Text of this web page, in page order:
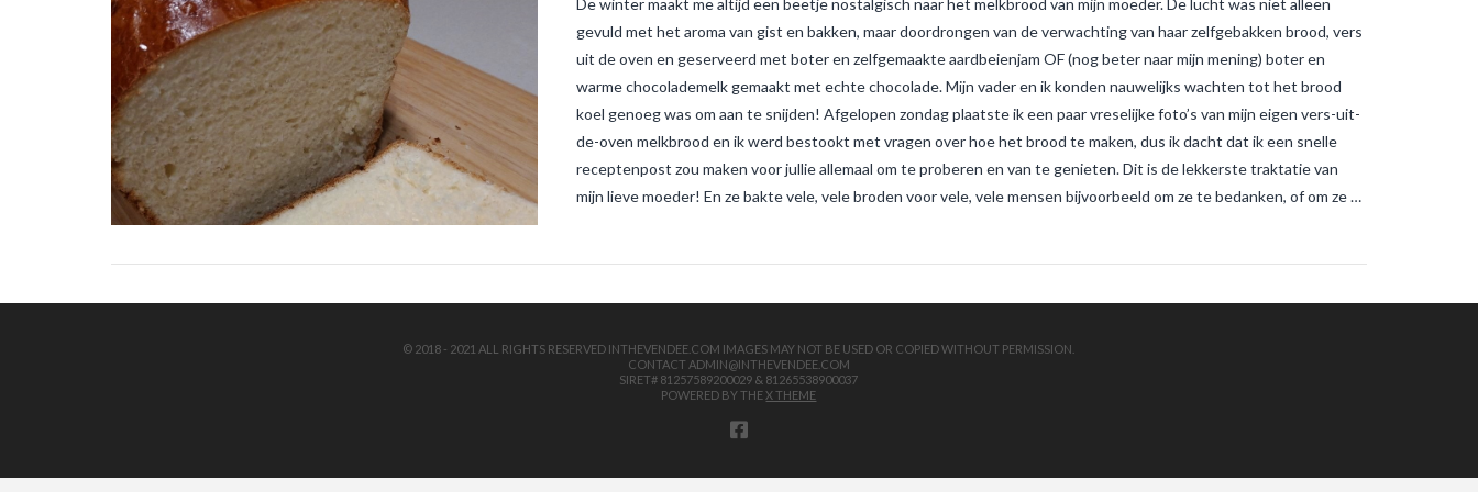
muggenbeten en
tijgermuggenbeten? Welke
strategieën zijn er gepland om
tijgermuggen uit te roeien?
in-frankrijk wonen-vendee
De winter maakt me altijd een beetje nostalgisch naar het melkbrood van mijn moeder. De lucht was niet alleen
gevuld met het aroma van gist en bakken, maar doordrongen van de verwachting van haar zelfgebakken brood, vers
uit de oven en geserveerd met boter en zelfgemaakte aardbeienjam OF (nog beter naar mijn mening) boter en
warme chocolademelk gemaakt met echte chocolade. Mijn vader en ik konden nauwelijks wachten tot het brood
koel genoeg was om aan te snijden! Afgelopen zondag plaatste ik een paar vreselijke foto’s van mijn eigen vers-uit-
de-oven melkbrood en ik werd bestookt met vragen over hoe het brood te maken, dus ik dacht dat ik een snelle
receptenpost zou maken voor jullie allemaal om te proberen en van te genieten. Dit is de lekkerste traktatie van
mijn lieve moeder! En ze bakte vele, vele broden voor vele, vele mensen bijvoorbeeld om ze te bedanken, of om ze …
© 2018 - 2021 ALL RIGHTS RESERVED INTHEVENDEE.COM IMAGES MAY NOT BE USED OR COPIED WITHOUT PERMISSION.
CONTACT ADMIN@INTHEVENDEE.COM
SIRET# 81257589200029 & 81265538900037
POWERED BY THEX THEME